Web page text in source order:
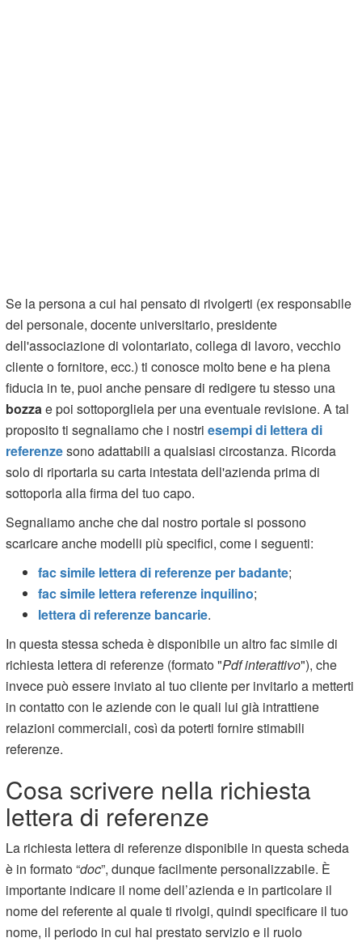
Se la persona a cui hai pensato di rivolgerti (ex responsabile
del personale, docente universitario, presidente
dell'associazione di volontariato, collega di lavoro, vecchio
cliente o fornitore, ecc.) ti conosce molto bene e ha piena
fiducia in te, puoi anche pensare di redigere tu stesso una
bozza e poi sottoporgliela per una eventuale revisione. A tal
proposito ti segnaliamo che i nostriesempi di lettera di
referenzesono adattabili a qualsiasi circostanza. Ricorda
solo di riportarla su carta intestata dell'azienda prima di
sottoporla alla firma del tuo capo.
Segnaliamo anche che dal nostro portale si possono
scaricare anche modelli più specifici, come i seguenti:
fac simile lettera di referenze per badante;
fac simile lettera referenze inquilino;
lettera di referenze bancarie.
In questa stessa scheda è disponibile un altro fac simile di
richiesta lettera di referenze (formato "Pdf interattivo"), che
invece può essere inviato al tuo cliente per invitarlo a metterti
in contatto con le aziende con le quali lui già intrattiene
relazioni commerciali, così da poterti fornire stimabili
referenze.
Cosa scrivere nella richiesta
lettera di referenze
La richiesta lettera di referenze disponibile in questa scheda
è in formato “doc”, dunque facilmente personalizzabile. È
importante indicare il nome dell’azienda e in particolare il
nome del referente al quale ti rivolgi, quindi specificare il tuo
nome, il periodo in cui hai prestato servizio e il ruolo